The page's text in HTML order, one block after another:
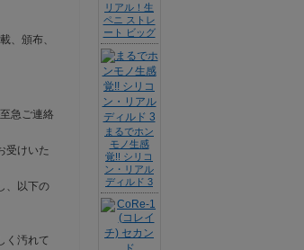
、頒布、
急ご連絡
受けいた
、以下の
く汚れて
リアル！生
ペニ ストレ
ート ビッグ
まるでホン
モノ生感
覚!! シリコ
ン・リアル
ディルド 3